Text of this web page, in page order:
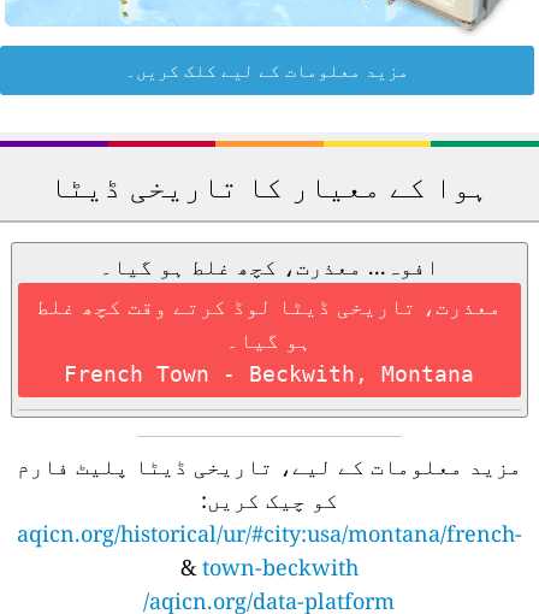
مزید معلومات کے لیے کلک کریں۔
ہوا کے معیار کا تاریخی ڈیٹا
افوہ... معذرت، کچھ غلط ہو گیا۔
معذرت، تاریخی ڈیٹا لوڈ کرتے وقت کچھ غلط
ہو گیا۔
French Town - Beckwith, Montana
مزید معلومات کے لیے، تاریخی ڈیٹا پلیٹ فارم
کو چیک کریں:
aqicn.org/historical/ur/#city:usa/montana/french-
town-beckwith
&
aqicn.org/data-platform/